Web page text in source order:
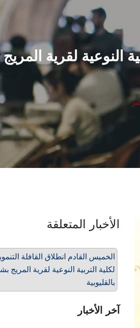
النوعية لقرية
الأخبار المتعلقة
الخميس القادم انطلاق القافلة
لكلية التربية النوعية لقرية المريج
بالقليوبية
آخر الأخبار